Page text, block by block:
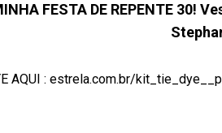
FESTA DE REPENTE
AQUI : estrela.com.br/